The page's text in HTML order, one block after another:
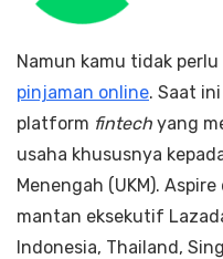
Namun kamu tidak
pinjaman online. Saat
platform fintech yang
usaha khususnya
Menengah (UKM).
mantan eksekutif
Indonesia, Thailand,